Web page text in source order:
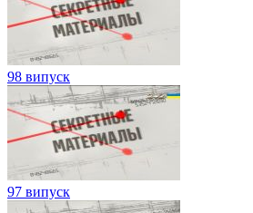
98 випуск
97 випуск